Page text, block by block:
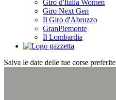
Giro d'Italia Women
Giro Next Gen
Il Giro d'Abruzzo
GranPiemonte
Il Lombardia
Salva le date delle tue corse preferite